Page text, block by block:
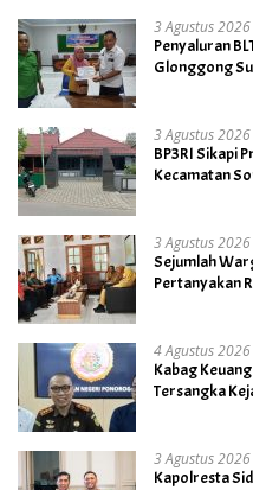
3 Agustus 2026
Penyaluran
Glonggong
3 Agustus 2026
BP3RI Sikapi
Kecamatan
3 Agustus 2026
Sejumlah
Pertanyakan
4 Agustus 2026
Kabag
Tersangka
3 Agustus 2026
Kapolresta